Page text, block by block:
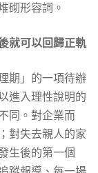
砌形容詞。
就可以回歸正軌
期」的一項待辦
進入理性說明的
同。對企業而
對失去親人的家
生後的第一個